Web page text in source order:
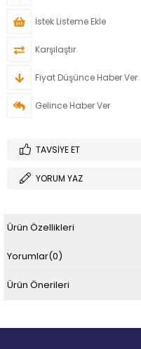
İstek Listeme Ekle
Karşılaştır
Fiyat Düşünce Haber Ver
Gelince Haber Ver
TAVSIYE ET
YORUM YAZ
Ürün Özellikleri
Yorumlar(0)
Ürün Önerileri